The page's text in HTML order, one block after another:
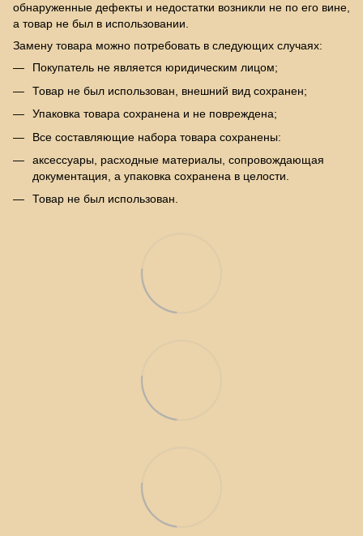
обнаруженные дефекты и недостатки возникли не по его вине,
а товар не был в использовании.
Замену товара можно потребовать в следующих случаях:
Покупатель не является юридическим лицом;
Товар не был использован, внешний вид сохранен;
Упаковка товара сохранена и не повреждена;
Все составляющие набора товара сохранены:
аксессуары, расходные материалы, сопровождающая
документация, а упаковка сохранена в целости.
Товар не был использован.